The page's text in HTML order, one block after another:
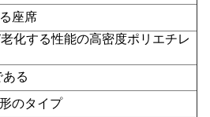
座席
化する性能の高密度ポリエチレ
る
のタイプ